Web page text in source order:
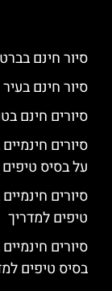
סיור חינם
סיור חינם
סיורים חינם
על בסיס
טיפים למדריך
בסיס טיפים